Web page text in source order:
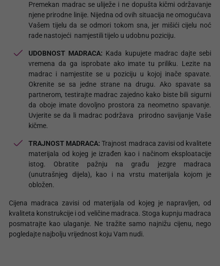
Premekan madrac se uliježe i ne dopušta kičmi održavanje
njene prirodne linije. Nijedna od ovih situacija ne omogućava
Vašem tijelu da se odmori tokom sna, jer mišići cijelu noć
rade nastojeći namjestili tijelo u udobnu poziciju.
UDOBNOST MADRACA: Kada kupujete madrac dajte sebi
vremena da ga isprobate ako imate tu priliku. Lezite na
madrac i namjestite se u poziciju u kojoj inače spavate.
Okrenite se sa jedne strane na drugu. Ako spavate sa
partnerom, testirajte madrac zajedno kako biste bili sigurni
da oboje imate dovoljno prostora za neometno spavanje.
Uvjerite se da li madrac podržava prirodno savijanje Vaše
kičme.
TRAJNOST MADRACA: Trajnost madraca zavisi od kvalitete
materijala od kojeg je izrađen kao i načinom eksploatacije
istog. Obratite pažnju na građu jezgre madraca
(unutrašnjeg dijela), kao i na vrstu materijala kojom je
obložen.
Cijena madraca zavisi od materijala od kojeg je napravljen, od
kvaliteta konstrukcije i od veličine madraca. Stoga kupnju madraca
posmatrajte kao ulaganje. Ne tražite samo najnižu cijenu, nego
pogledajte najbolju vrijednost koju Vam nudi.